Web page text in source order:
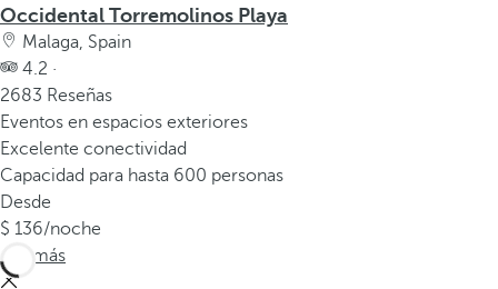
Occidental Torremolinos Playa
Malaga, Spain
4.2 ·
2683 Reseñas
Eventos en espacios exteriores
Excelente conectividad
Capacidad para hasta 600 personas
Desde
136/noche
Ver más